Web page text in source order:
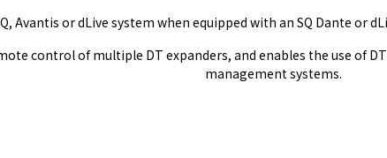
Avantis or dLive system when equipped with an SQ Dante or
control of multiple DT expanders, and enables the use of
management systems.